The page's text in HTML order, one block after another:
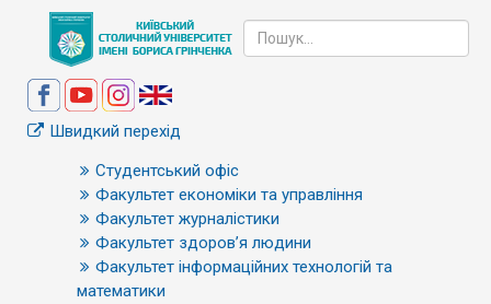
Швидкий перехід
Студентський офіс
Факультет економіки та управління
Факультет журналістики
Факультет здоров’я людини
Факультет інформаційних технологій та
математики